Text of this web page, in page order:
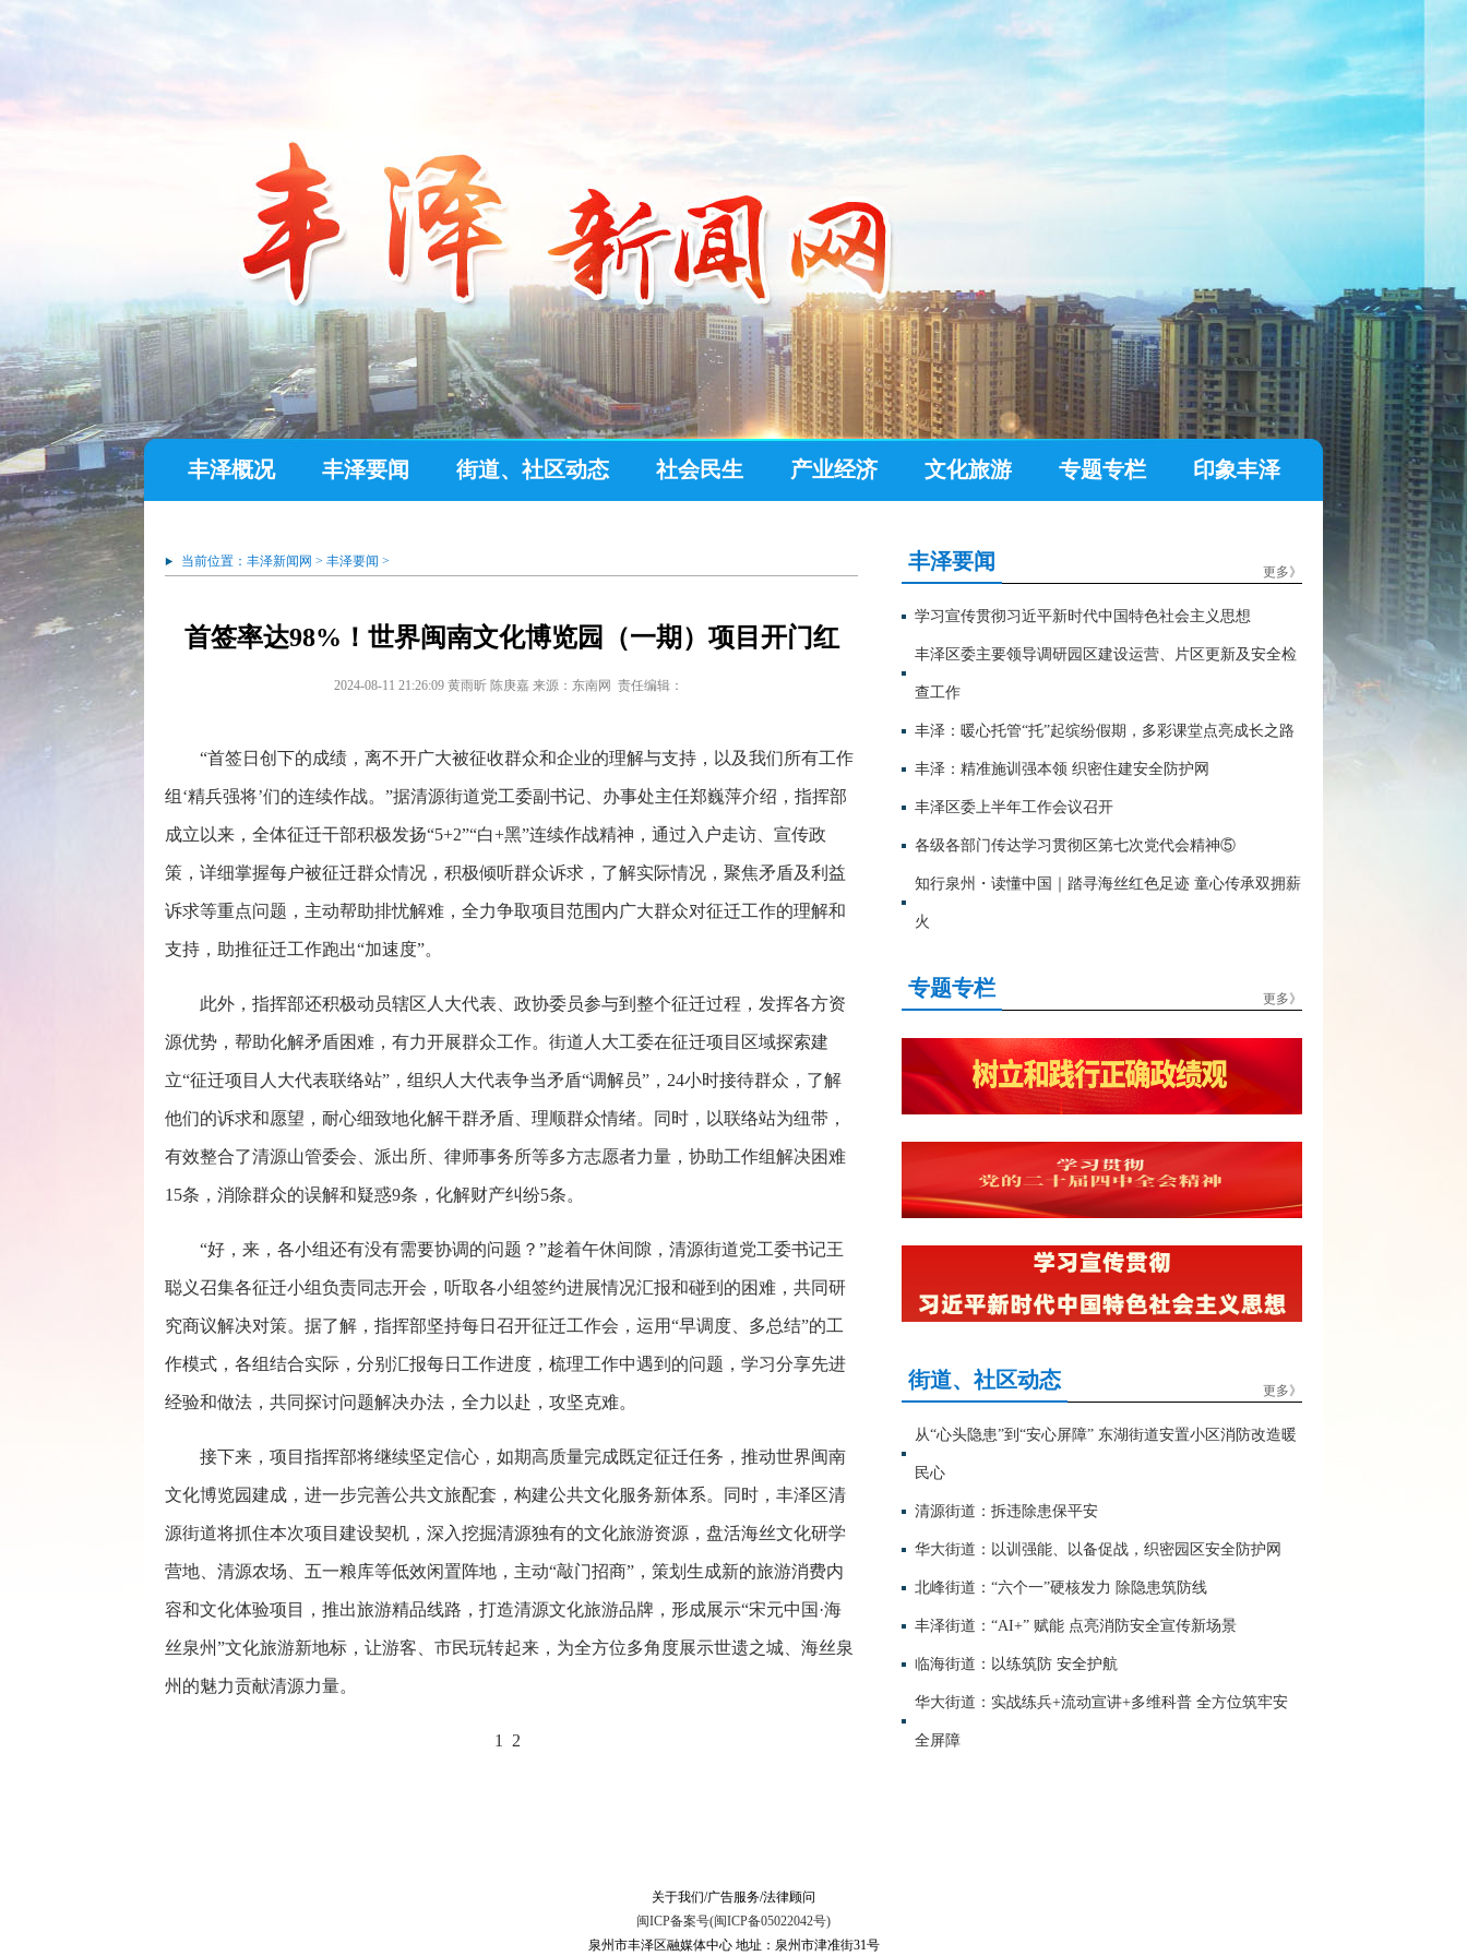
丰泽概况 丰泽要闻 街道、社区动态 社会民生 产业经济 文化旅游 专题专栏 印象丰泽
当前位置： 丰泽新闻网 > 丰泽要闻 >
首签率达98%！世界闽南文化博览园（一期）项目开门红
2024-08-11 21:26:09 黄雨昕 陈庚嘉 来源：东南网 责任编辑：
“首签日创下的成绩，离不开广大被征收群众和企业的理解与支持，以及我们所有工作
组‘精兵强将’们的连续作战。”据清源街道党工委副书记、办事处主任郑巍萍介绍，指挥部
成立以来，全体征迁干部积极发扬“5+2”“白+黑”连续作战精神，通过入户走访、宣传政
策，详细掌握每户被征迁群众情况，积极倾听群众诉求，了解实际情况，聚焦矛盾及利益
诉求等重点问题，主动帮助排忧解难，全力争取项目范围内广大群众对征迁工作的理解和
支持，助推征迁工作跑出“加速度”。
此外，指挥部还积极动员辖区人大代表、政协委员参与到整个征迁过程，发挥各方资
源优势，帮助化解矛盾困难，有力开展群众工作。街道人大工委在征迁项目区域探索建
立“征迁项目人大代表联络站”，组织人大代表争当矛盾“调解员”，24小时接待群众，了解
他们的诉求和愿望，耐心细致地化解干群矛盾、理顺群众情绪。同时，以联络站为纽带，
有效整合了清源山管委会、派出所、律师事务所等多方志愿者力量，协助工作组解决困难
15条，消除群众的误解和疑惑9条，化解财产纠纷5条。
“好，来，各小组还有没有需要协调的问题？”趁着午休间隙，清源街道党工委书记王
聪义召集各征迁小组负责同志开会，听取各小组签约进展情况汇报和碰到的困难，共同研
究商议解决对策。据了解，指挥部坚持每日召开征迁工作会，运用“早调度、多总结”的工
作模式，各组结合实际，分别汇报每日工作进度，梳理工作中遇到的问题，学习分享先进
经验和做法，共同探讨问题解决办法，全力以赴，攻坚克难。
接下来，项目指挥部将继续坚定信心，如期高质量完成既定征迁任务，推动世界闽南
文化博览园建成，进一步完善公共文旅配套，构建公共文化服务新体系。同时，丰泽区清
源街道将抓住本次项目建设契机，深入挖掘清源独有的文化旅游资源，盘活海丝文化研学
营地、清源农场、五一粮库等低效闲置阵地，主动“敲门招商”，策划生成新的旅游消费内
容和文化体验项目，推出旅游精品线路，打造清源文化旅游品牌，形成展示“宋元中国·海
丝泉州”文化旅游新地标，让游客、市民玩转起来，为全方位多角度展示世遗之城、海丝泉
州的魅力贡献清源力量。
1 2
丰泽要闻 更多》
学习宣传贯彻习近平新时代中国特色社会主义思想
丰泽区委主要领导调研园区建设运营、片区更新及安全检
查工作
丰泽：暖心托管“托”起缤纷假期，多彩课堂点亮成长之路
丰泽：精准施训强本领 织密住建安全防护网
丰泽区委上半年工作会议召开
各级各部门传达学习贯彻区第七次党代会精神⑤
知行泉州・读懂中国｜踏寻海丝红色足迹 童心传承双拥薪
火
专题专栏 更多》
街道、社区动态 更多》
从“心头隐患”到“安心屏障” 东湖街道安置小区消防改造暖
民心
清源街道：拆违除患保平安
华大街道：以训强能、以备促战，织密园区安全防护网
北峰街道：“六个一”硬核发力 除隐患筑防线
丰泽街道：“AI+” 赋能 点亮消防安全宣传新场景
临海街道：以练筑防 安全护航
华大街道：实战练兵+流动宣讲+多维科普 全方位筑牢安
全屏障
关于我们/广告服务/法律顾问
闽ICP备案号(闽ICP备05022042号)
泉州市丰泽区融媒体中心 地址：泉州市津准街31号